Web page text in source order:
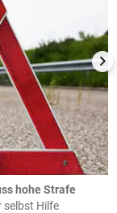
hohe Strafe
selbst Hilfe